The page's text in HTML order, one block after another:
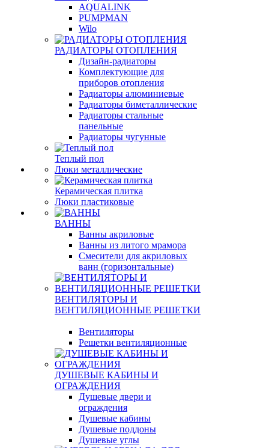
AQUALINK
PUMPMAN
Wilo
РАДИАТОРЫ ОТОПЛЕНИЯ
Дизайн-радиаторы
Комплектующие для
приборов отопления
Радиаторы алюминиевые
Радиаторы биметаллические
Радиаторы стальные
панельные
Радиаторы чугунные
Теплый пол
Люки металлические
Керамическая плитка
Люки пластиковые
ВАННЫ
Ванны акриловые
Ванны из литого мрамора
Смесители для акриловых
ванн (горизонтальные)
ВЕНТИЛЯТОРЫ И
ВЕНТИЛЯЦИОННЫЕ РЕШЕТКИ
Вентиляторы
Решетки вентиляционные
ДУШЕВЫЕ КАБИНЫ И
ОГРАЖДЕНИЯ
Душевые двери и
ограждения
Душевые кабины
Душевые поддоны
Душевые углы